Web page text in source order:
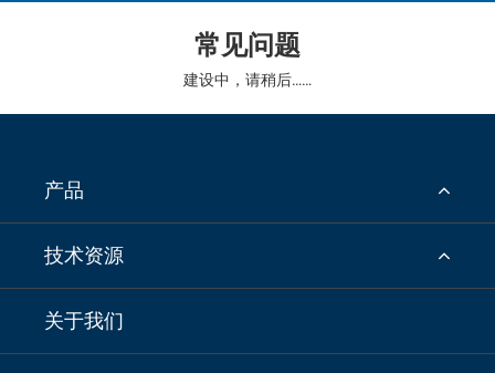
常见问题
建设中，请稍后……
产品
技术资源
关于我们